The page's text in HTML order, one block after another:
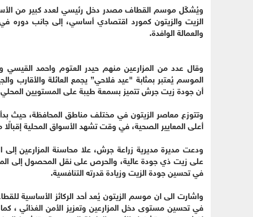
ويُشكّل موسم القطاف مصدر دخل رئيسي لعدد كبير من الأسر
الزيت والزيتون كمورد اقتصادي أساسي، إلى جانب دوره
والعمالة الوافدة.
وقال عدد من المزارعين منهم حيدر العتوم واحمد
الموسم يُعتبر بمثابة "عيد فلاحي” يجمع العائلة والأقارب
أن جودة زيت جرش تتميز بسمعة طيبة على المستويين المحلي
وتتوزع معاصر الزيتون في مختلف مناطق المحافظة، حيث
أعلى المعايير الصحية، في وقت تشهد الأسواق المحلية
ودعت مديرة مديرية زراعة جرش، علا محاسنة المزارعين
على زيت ذي جودة عالية، والحرص على نقل المحصول إلى
في تحسين جودة الزيت وزيادة قدرته التنافسية.
واشارت الى ان موسم الزيتون يُعد أحد الركائز الأساسية
في تحسين مستوى دخل المزارعين وتعزيز الأمن الغذائي ،